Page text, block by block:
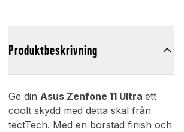
Produktbeskrivning
Ge din Asus Zenfone 11 Ultra ett
coolt skydd med detta skal från
tectTech. Med en borstad finish och